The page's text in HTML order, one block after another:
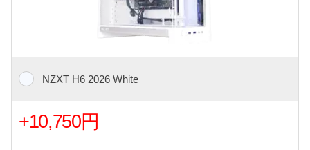
NZXT H6 2026 White
+10,750円